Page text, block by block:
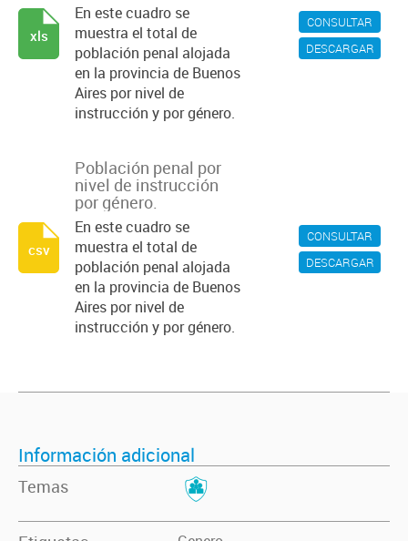
CONSULTAR
DESCARGAR
En este cuadro se
muestra el total de
población penal alojada
en la provincia de Buenos
Aires por nivel de
instrucción y por género.
xls
CONSULTAR
DESCARGAR
Población penal por
nivel de instrucción
por género.
En este cuadro se
muestra el total de
población penal alojada
en la provincia de Buenos
Aires por nivel de
instrucción y por género.
csv
Información adicional
Temas